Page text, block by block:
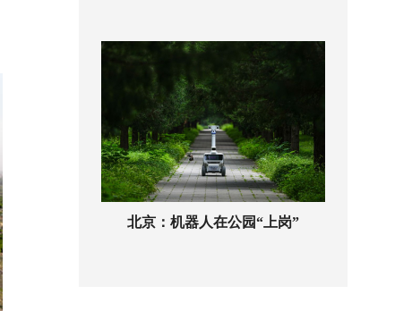
北京：机器人在公园“上岗”